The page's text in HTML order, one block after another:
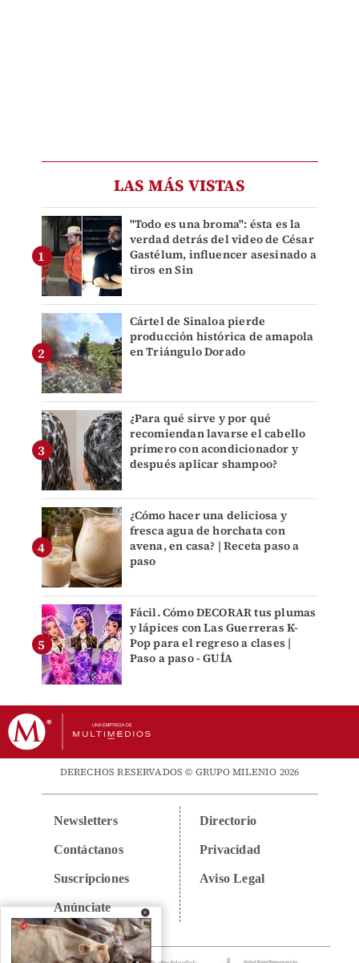
LAS MÁS VISTAS
"Todo es una broma": ésta es la
verdad detrás del video de César
Gastélum, influencer asesinado a
tiros en Sin
Cártel de Sinaloa pierde
producción histórica de amapola
en Triángulo Dorado
¿Para qué sirve y por qué
recomiendan lavarse el cabello
primero con acondicionador y
después aplicar shampoo?
¿Cómo hacer una deliciosa y
fresca agua de horchata con
avena, en casa? | Receta paso a
paso
Fácil. Cómo DECORAR tus plumas
y lápices con Las Guerreras K-
Pop para el regreso a clases |
Paso a paso - GUÍA
DERECHOS RESERVADOS © GRUPO MILENIO 2026
Newsletters
Contáctanos
Suscripciones
Anúnciate
Directorio
Privacidad
Aviso Legal